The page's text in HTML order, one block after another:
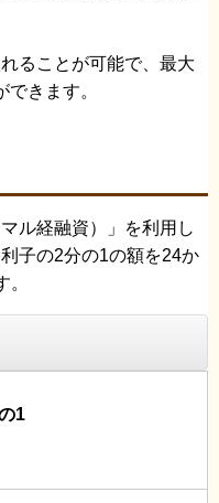
ることが可能で、最大
きます。
ル経融資）」を利用し
子の2分の1の額を24か
1